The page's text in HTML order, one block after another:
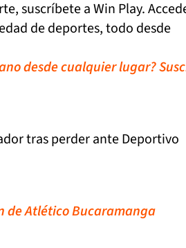
suscríbete a Win Play.
de deportes, todo desde
desde cualquier lugar?
tras perder ante Deportivo
de Atlético Bucaramanga